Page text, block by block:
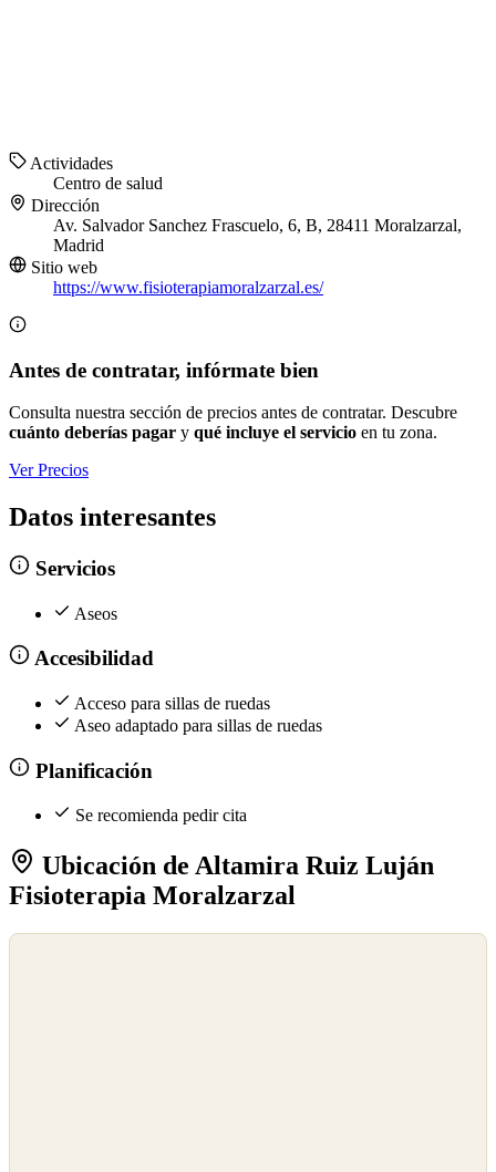
Actividades
Centro de salud
Dirección
Av. Salvador Sanchez Frascuelo, 6, B, 28411 Moralzarzal,
Madrid
Sitio web
https://www.fisioterapiamoralzarzal.es/
Antes de contratar, infórmate bien
Consulta nuestra sección de precios antes de contratar. Descubre
cuánto deberías pagar y qué incluye el servicio en tu zona.
Ver Precios
Datos interesantes
Servicios
Aseos
Accesibilidad
Acceso para sillas de ruedas
Aseo adaptado para sillas de ruedas
Planificación
Se recomienda pedir cita
Ubicación de Altamira Ruiz Luján
Fisioterapia Moralzarzal